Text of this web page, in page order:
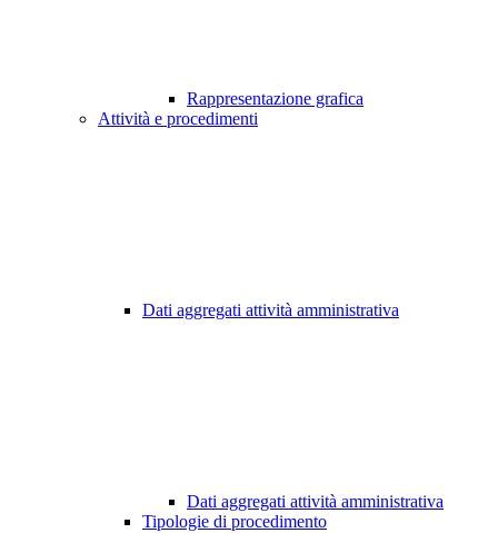
Rappresentazione grafica
Attività e procedimenti
Dati aggregati attività amministrativa
Dati aggregati attività amministrativa
Tipologie di procedimento